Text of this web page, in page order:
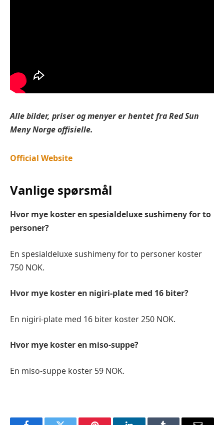
Alle bilder, priser og menyer er hentet fra Red Sun
Meny Norge offisielle.
Official Website
Vanlige spørsmål
Hvor mye koster en spesialdeluxe sushimeny for to
personer?
En spesialdeluxe sushimeny for to personer koster
750 NOK.
Hvor mye koster en nigiri-plate med 16 biter?
En nigiri-plate med 16 biter koster 250 NOK.
Hvor mye koster en miso-suppe?
En miso-suppe koster 59 NOK.